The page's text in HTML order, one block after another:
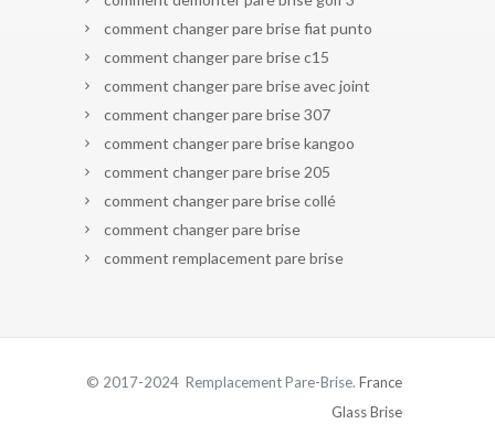
comment changer pare brise fiat punto
comment changer pare brise c15
comment changer pare brise avec joint
comment changer pare brise 307
comment changer pare brise kangoo
comment changer pare brise 205
comment changer pare brise collé
comment changer pare brise
comment remplacement pare brise
© 2017-2024 Remplacement Pare-Brise. France
Glass Brise